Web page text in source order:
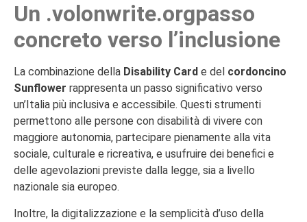
Un .volonwrite.orgpasso
concreto verso l’inclusione
La combinazione della Disability Card e del cordoncino
Sunflower rappresenta un passo significativo verso
un’Italia più inclusiva e accessibile. Questi strumenti
permettono alle persone con disabilità di vivere con
maggiore autonomia, partecipare pienamente alla vita
sociale, culturale e ricreativa, e usufruire dei benefici e
delle agevolazioni previste dalla legge, sia a livello
nazionale sia europeo.
Inoltre, la digitalizzazione e la semplicità d’uso della